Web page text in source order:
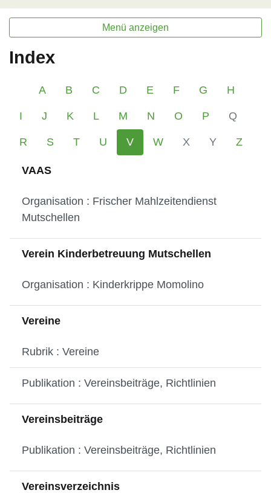
Menü anzeigen
Index
A B C D E F G H
I J K L M N O P Q
R S T U V W X Y Z
VAAS
Organisation : Frischer Mahlzeitendienst
Mutschellen
Verein Kinderbetreuung Mutschellen
Organisation : Kinderkrippe Momolino
Vereine
Rubrik : Vereine
Publikation : Vereinsbeiträge, Richtlinien
Vereinsbeiträge
Publikation : Vereinsbeiträge, Richtlinien
Vereinsverzeichnis